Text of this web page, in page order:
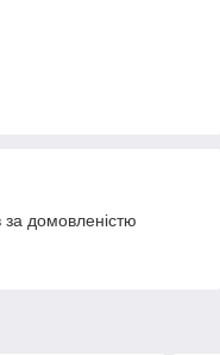
домовленістю